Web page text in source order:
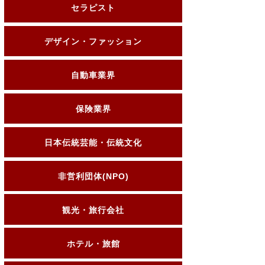
セラピスト
デザイン・ファッション
自動車業界
保険業界
日本伝統芸能・伝統文化
非営利団体(NPO)
観光・旅行会社
ホテル・旅館